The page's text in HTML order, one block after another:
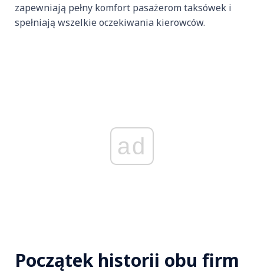
zapewniają pełny komfort pasażerom taksówek i
spełniają wszelkie oczekiwania kierowców.
ad
Początek historii obu firm